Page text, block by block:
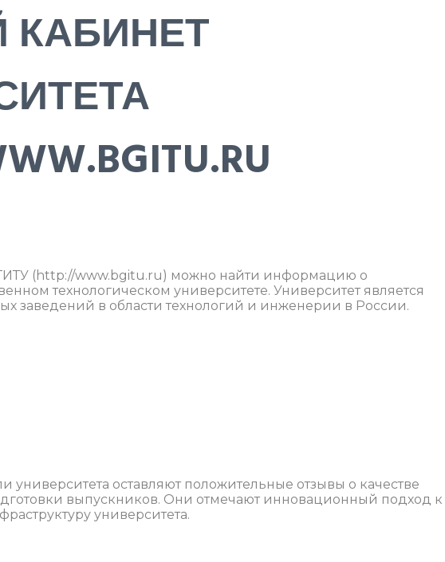
(http://www.bgitu.ru) можно найти информацию о
технологическом университете. Университет является
заведений в области технологий и инженерии в России.
университета оставляют положительные отзывы о качестве
выпускников. Они отмечают инновационный подход к
университета.